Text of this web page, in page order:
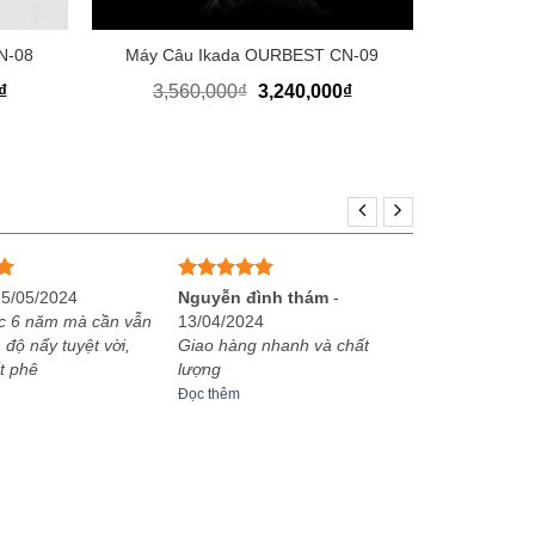
08
Giá
hiện
Máy Câu Ikada OURBEST CN-09
3,560,000₫ Giá
gốc
3,240,000₫Giá
hiện
05/2024
6 năm mà cần vẫn
độ nẩy tuyệt vời,
phê
Được xếp
hạng55
sao
Nguyễn đình thám-
13/04/2024
Giao hàng nhanh và chất
lượng
Đọc thêm